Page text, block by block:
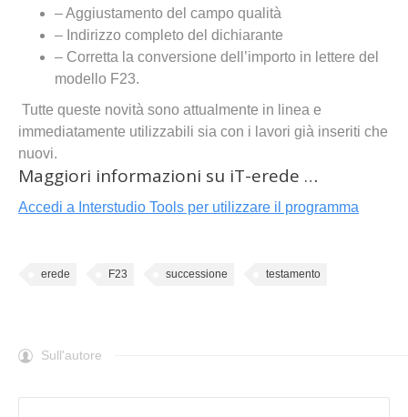
– Aggiustamento del campo qualità
– Indirizzo completo del dichiarante
– Corretta la conversione dell’importo in lettere del
modello F23.
Tutte queste novità sono attualmente in linea e
immediatamente utilizzabili sia con i lavori già inseriti che
nuovi.
Maggiori informazioni su iT-erede …
Accedi a Interstudio Tools per utilizzare il programma
erede F23 successione testamento
Sull'autore